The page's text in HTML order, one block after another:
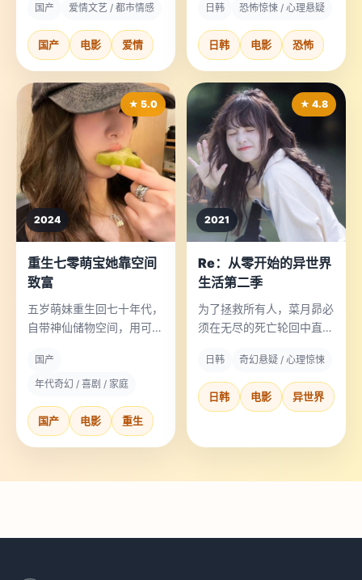
这个“不存在的人”。
国产 爱情文艺 / 都市情感
国产 电影 爱情
日韩 恐怖惊悚 / 心理悬疑
日韩 电影 恐怖
★ 5.0
2024
重生七零萌宝她靠空间
致富
五岁萌妹重生回七十年代，
自带神仙储物空间，用可乐
“万元户”。
国产
年代奇幻 / 喜剧 / 家庭
国产 电影 重生
★ 4.8
2021
Re：从零开始的异世界
生活第二季
为了拯救所有人，菜月昴必
须在无尽的死亡轮回中直面
日韩 奇幻悬疑 / 心理惊悚
日韩 电影 异世界